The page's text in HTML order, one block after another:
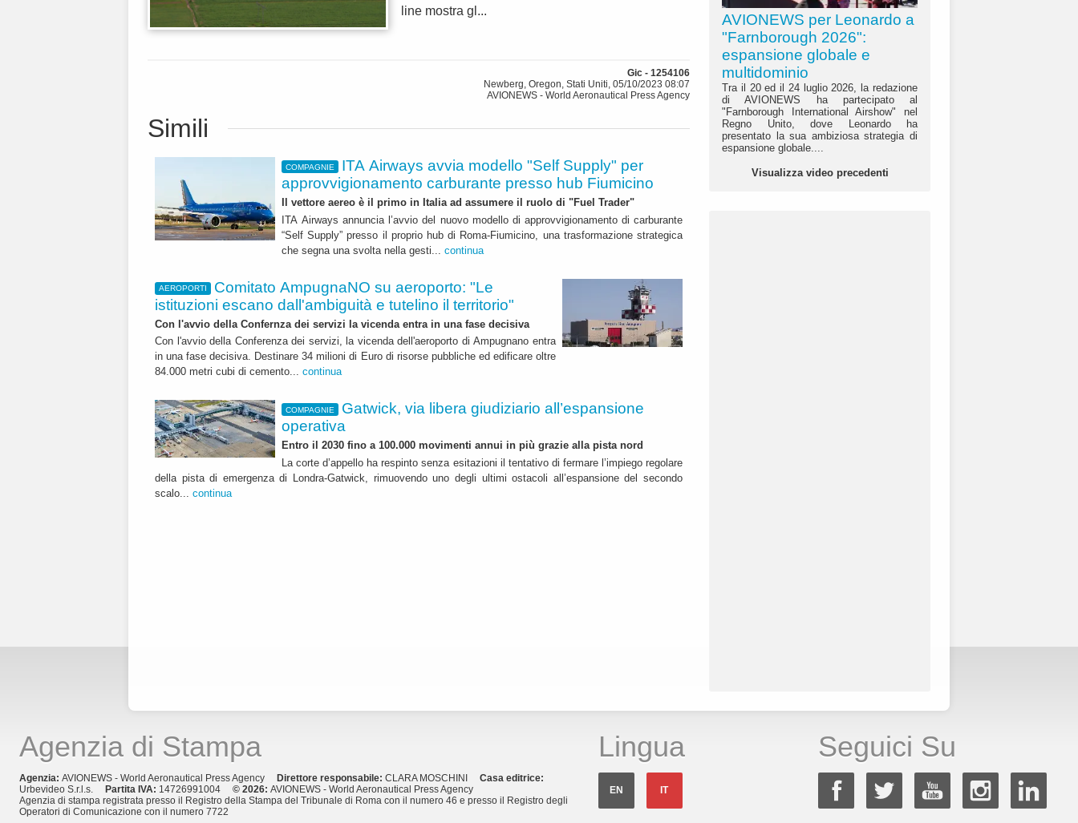
line mostra gl...
Gic - 1254106
Newberg, Oregon, Stati Uniti, 05/10/2023 08:07
AVIONEWS - World Aeronautical Press Agency
Simili
COMPAGNIE
ITA Airways avvia modello "Self Supply" per
approvvigionamento carburante presso hub Fiumicino
Il vettore aereo è il primo in Italia ad assumere il ruolo di "Fuel Trader"
ITA Airways annuncia l’avvio del nuovo modello di approvvigionamento di carburante
“Self Supply” presso il proprio hub di Roma-Fiumicino, una trasformazione strategica
che segna una svolta nella gesti... continua
AEROPORTI
Comitato AmpugnaNO su aeroporto: "Le
istituzioni escano dall'ambiguità e tutelino il territorio"
Con l'avvio della Confernza dei servizi la vicenda entra in una fase decisiva
Con l'avvio della Conferenza dei servizi, la vicenda dell'aeroporto di Ampugnano entra
in una fase decisiva. Destinare 34 milioni di Euro di risorse pubbliche ed edificare oltre
84.000 metri cubi di cemento... continua
COMPAGNIE
Gatwick, via libera giudiziario all’espansione
operativa
Entro il 2030 fino a 100.000 movimenti annui in più grazie alla pista nord
La corte d’appello ha respinto senza esitazioni il tentativo di fermare l’impiego regolare
della pista di emergenza di Londra-Gatwick, rimuovendo uno degli ultimi ostacoli all’espansione del secondo
scalo... continua
AVIONEWS per Leonardo a
"Farnborough 2026":
espansione globale e
multidominio
Tra il 20 ed il 24 luglio 2026, la redazione
di AVIONEWS ha partecipato al
"Farnborough International Airshow" nel
Regno Unito, dove Leonardo ha
presentato la sua ambiziosa strategia di
espansione globale....
Visualizza video precedenti
Agenzia di Stampa
Agenzia: AVIONEWS - World Aeronautical Press Agency Direttore responsabile: CLARA MOSCHINI Casa editrice:
Urbevideo S.r.l.s.
Partita IVA: 14726991004 © 2026: AVIONEWS - World Aeronautical Press Agency
Agenzia di stampa registrata presso il Registro della Stampa del Tribunale di Roma con il numero 46 e presso il Registro degli
Operatori di Comunicazione con il numero 7722
Lingua
EN IT
Seguici Su